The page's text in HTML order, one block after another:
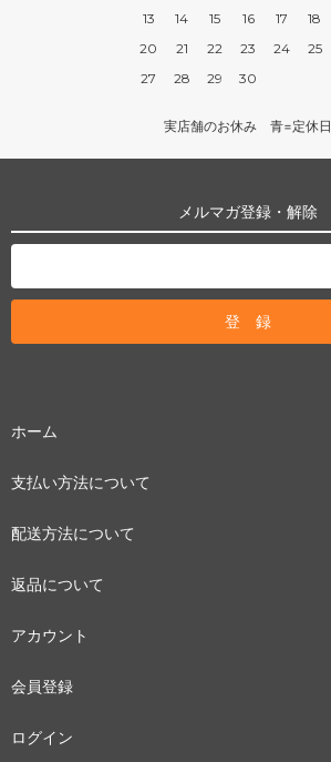
13
14 15 16 17 18
20
21 22 23 24 25
27
28 29 30
実店舗のお休み 青=定休日
メルマガ登録・解除
ホーム
支払い方法について
配送方法について
返品について
アカウント
会員登録
ログイン